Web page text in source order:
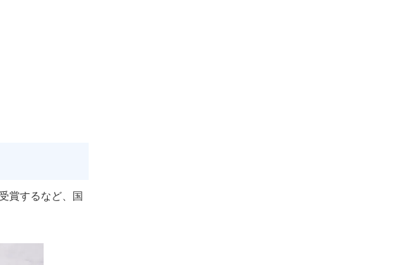
賞するなど、国